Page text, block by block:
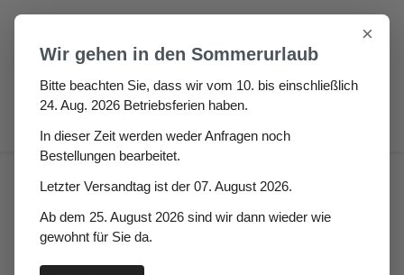
Zum Hauptinhalt springen
Fugen & Spalt
Rund- & Halbrundpr.
Silikonschaum
×
Wir gehen in den Sommerurlaub
Bitte beachten Sie, dass wir vom 10. bis einschließlich
24. Aug. 2026 Betriebsferien haben.
In dieser Zeit werden weder Anfragen noch
Bestellungen bearbeitet.
Letzter Versandtag ist der 07. August 2026.
Ab dem 25. August 2026 sind wir dann wieder wie
gewohnt für Sie da.